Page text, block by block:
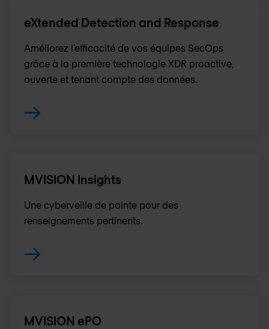
eXtended Detection and Response
Améliorez l'efficacité de vos équipes SecOps
grâce à la première technologie XDR proactive,
ouverte et tenant compte des données.
MVISION Insights
Une cyberveille de pointe pour des
renseignements pertinents.
MVISION ePO